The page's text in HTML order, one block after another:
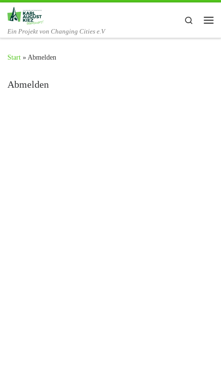
Zum Inhalt springen
Ein Projekt von Changing Cities e.V
Search
Start » Abmelden
Abmelden